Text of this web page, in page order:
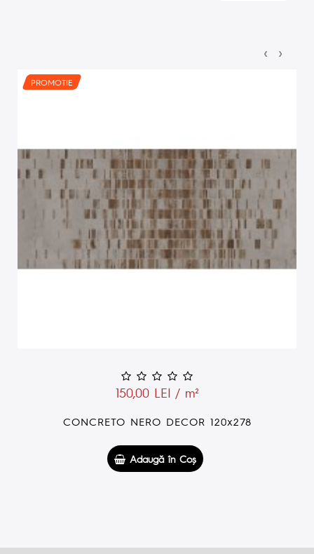
PROMOTIE
150,00 LEI / m²
CONCRETO GRIS 120x278
Adaugă în Coş
‹ ›